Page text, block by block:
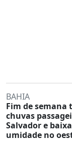
BAHIA
Fim de semana
chuvas
Salvador e baixa
umidade no